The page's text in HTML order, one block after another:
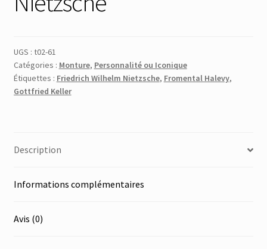
UGS : t02-61
Catégories : Monture, Personnalité ou Iconique
Étiquettes : Friedrich Wilhelm Nietzsche, Fromental Halevy,
Gottfried Keller
Description
Informations complémentaires
Avis (0)